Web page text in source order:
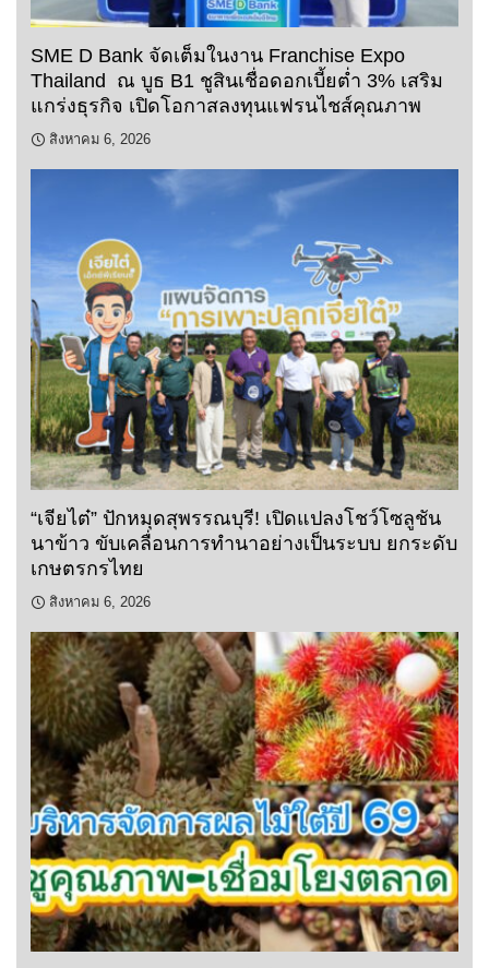
SME D Bank จัดเต็มในงาน Franchise Expo
Thailand ณ บูธ B1 ชูสินเชื่อดอกเบี้ยต่ำ 3% เสริม
แกร่งธุรกิจ เปิดโอกาสลงทุนแฟรนไชส์คุณภาพ
สิงหาคม 6, 2026
“เจียไต๋” ปักหมุดสุพรรณบุรี! เปิดแปลงโชว์โซลูชัน
นาข้าว ขับเคลื่อนการทำนาอย่างเป็นระบบ ยกระดับ
เกษตรกรไทย
สิงหาคม 6, 2026